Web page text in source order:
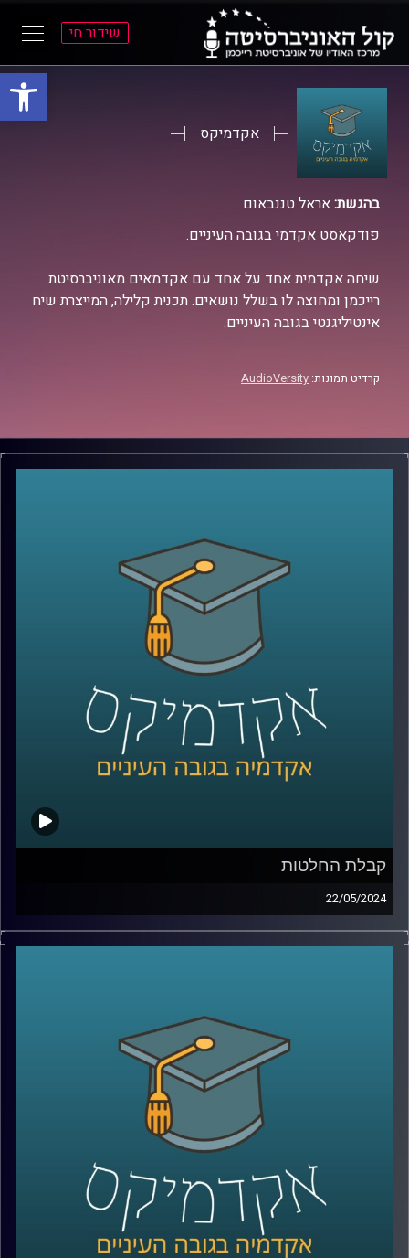
פתח
שידור חי
אקדמיקס
בהגשת:אראל טננבאום
פודקאסט אקדמי בגובה העיניים.
שיחה אקדמית אחד על אחד עם אקדמאים מאוניברסיטת
רייכמן ומחוצה לו בשלל נושאים. תכנית קלילה, המייצרת שיח
אינטיליגנטי בגובה העיניים.
קרדיט תמונות: AudioVersity
קבלת החלטות
22/05/2024
לאחר ה- 7 באוקטובר, התעוררו שאלות רבות לגבי רציונליות
ההחלטות של יחיא סינוואר, מנהיג חמאס בעזה.
בעזה שבה איבד חמאס חלק ניכר מיכולותיו הצבאיות. רבים
סבורים שסינוואר פועל באופן שאינו רציונלי,לעומתם, יש
הטוענים שאמנם הוא פסיכופט, אך הוא מקבל החלטות
מחקר במעבדה לקבלת החלטות ממוחשבות באוניברסיטת
רייכמן מנסה להעריך את מידת הרציונליות בהחלטותיו של
סינוואר ולהבין את השיקולים והתהליכים המובילים להחלטות
אלו, תוך התחשבות במרכיבים פסיכולוגיים ואידאולוגיים.
אז איתנו כאן פרופ׳ אלכס מינץ, פרופ׳ אלכס מינץ, ראש
המעבדה לקבלת החלטות ממוחשבת, אוניברסיטת רייכמן.